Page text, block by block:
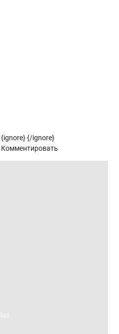
{ignore}{/ignore}
Комментировать